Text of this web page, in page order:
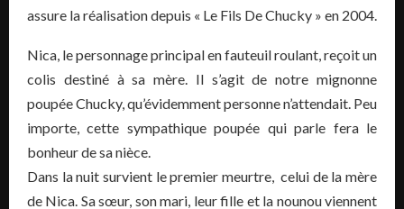
assure la réalisation depuis « Le Fils De Chucky » en 2004.
Nica, le personnage principal en fauteuil roulant, reçoit un
colis destiné à sa mère. Il s’agit de notre mignonne
poupée Chucky, qu’évidemment personne n’attendait. Peu
importe, cette sympathique poupée qui parle fera le
bonheur de sa nièce.
Dans la nuit survient le premier meurtre, celui de la mère
de Nica. Sa sœur, son mari, leur fille et la nounou viennent